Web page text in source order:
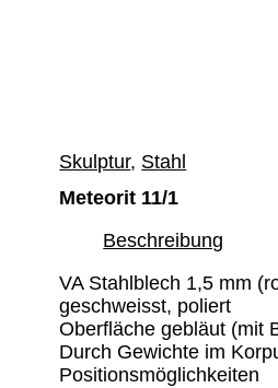
Skulptur, Stahl
Meteorit 11/1
Beschreibung
VA Stahlblech 1,5 mm
geschweisst, poliert
Oberfläche gebläut (mit
Durch Gewichte im
Positionsmöglichkeiten